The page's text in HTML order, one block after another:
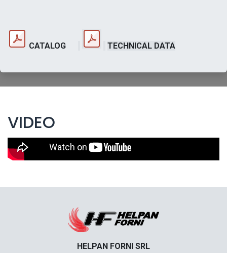
CATALOG TECHNICAL DATA
VIDEO
HELPAN FORNI SRL